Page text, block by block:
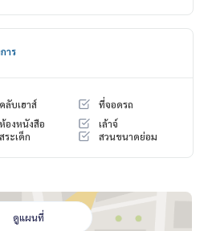
พเพอร์ตี้) เราคือผู้เชี่ยวชาญทางด้านอ
#คอนโดติดรถไฟฟ้า #เอเจนท์คอนโ
ล้รถไฟฟ้า #condoforrentbangko
#thailandcondo
#condoinvestme
ยแสนสิริ #WongwianYai
าร
คลับเฮาส์
ที่จอดรถ
ห้องหนังสือ
เล้าจ์
สระเด็ก สวนขนาดย่อม
ดูแผนที่